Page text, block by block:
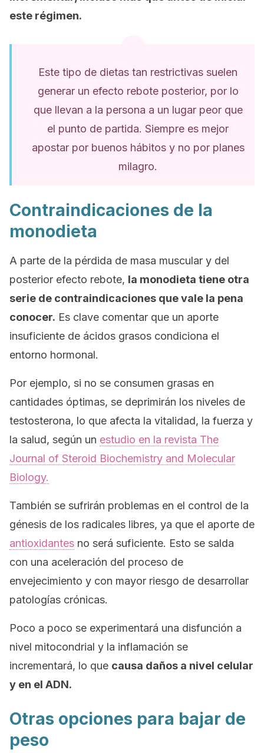
este régimen.
Este tipo de dietas tan restrictivas suelen
generar un efecto rebote posterior, por lo
que llevan a la persona a un lugar peor que
el punto de partida. Siempre es mejor
apostar por buenos hábitos y no por planes
milagro.
Contraindicaciones de la
monodieta
A parte de la pérdida de masa muscular y del
posterior efecto rebote, la monodieta tiene otra
serie de contraindicaciones que vale la pena
conocer. Es clave comentar que un aporte
insuficiente de ácidos grasos condiciona el
entorno hormonal.
Por ejemplo, si no se consumen grasas en
cantidades óptimas, se deprimirán los niveles de
testosterona, lo que afecta la vitalidad, la fuerza y
la salud, según un estudio en la revista The
Journal of Steroid Biochemistry and Molecular
Biology.
También se sufrirán problemas en el control de la
génesis de los radicales libres, ya que el aporte de
antioxidantes no será suficiente. Esto se salda
con una aceleración del proceso de
envejecimiento y con mayor riesgo de desarrollar
patologías crónicas.
Poco a poco se experimentará una disfunción a
nivel mitocondrial y la inflamación se
incrementará, lo que causa daños a nivel celular
y en el ADN.
Otras opciones para bajar de
peso